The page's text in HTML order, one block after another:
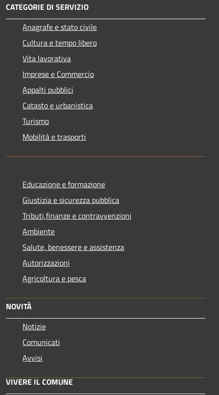
CATEGORIE DI SERVIZIO
Anagrafe e stato civile
Cultura e tempo libero
Vita lavorativa
Imprese e Commercio
Appalti pubblici
Catasto e urbanistica
Turismo
Mobilità e trasporti
Educazione e formazione
Giustizia e sicurezza pubblica
Tributi,finanze e contravvenzioni
Ambiente
Salute, benessere e assistenza
Autorizzazioni
Agricoltura e pesca
NOVITÀ
Notizie
Comunicati
Avvisi
VIVERE IL COMUNE